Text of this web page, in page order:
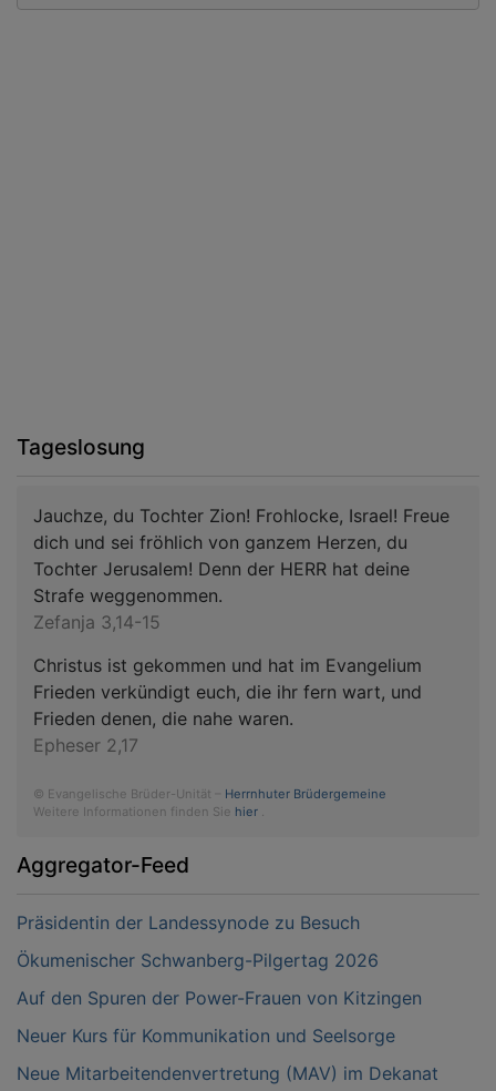
Tageslosung
Jauchze, du Tochter Zion! Frohlocke, Israel! Freue
dich und sei fröhlich von ganzem Herzen, du
Tochter Jerusalem! Denn der HERR hat deine
Strafe weggenommen.
Zefanja 3,14-15
Christus ist gekommen und hat im Evangelium
Frieden verkündigt euch, die ihr fern wart, und
Frieden denen, die nahe waren.
Epheser 2,17
© Evangelische Brüder-Unität – Herrnhuter Brüdergemeine
Weitere Informationen finden Sie hier .
Aggregator-Feed
Präsidentin der Landessynode zu Besuch
Ökumenischer Schwanberg-Pilgertag 2026
Auf den Spuren der Power-Frauen von Kitzingen
Neuer Kurs für Kommunikation und Seelsorge
Neue Mitarbeitendenvertretung (MAV) im Dekanat